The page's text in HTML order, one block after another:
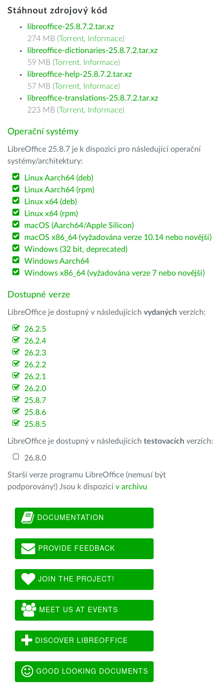
Stáhnout zdrojový kód
libreoffice-25.8.7.2.tar.xz
274 MB (Torrent, Informace)
libreoffice-dictionaries-25.8.7.2.tar.xz
59 MB (Torrent, Informace)
libreoffice-help-25.8.7.2.tar.xz
57 MB (Torrent, Informace)
libreoffice-translations-25.8.7.2.tar.xz
223 MB (Torrent, Informace)
Operační systémy
LibreOffice 25.8.7 je k dispozici pro následující operační
systémy/architektury:
Linux Aarch64 (deb)
Linux Aarch64 (rpm)
Linux x64 (deb)
Linux x64 (rpm)
macOS (Aarch64/Apple Silicon)
macOS x86_64 (vyžadována verze 10.14 nebo novější)
Windows (32 bit, deprecated)
Windows Aarch64
Windows x86_64 (vyžadována verze 7 nebo novější)
Dostupné verze
LibreOffice je dostupný v následujících vydaných verzích:
26.2.5
26.2.4
26.2.3
26.2.2
26.2.1
26.2.0
25.8.7
25.8.6
25.8.5
LibreOffice je dostupný v následujících testovacích verzích:
26.8.0
Starší verze programu LibreOffice (nemusí být
podporovány!) Jsou k dispozici v archivu
DOCUMENTATION
PROVIDE FEEDBACK
JOIN THE PROJECT!
MEET US AT EVENTS
DISCOVER LIBREOFFICE
GOOD LOOKING DOCUMENTS